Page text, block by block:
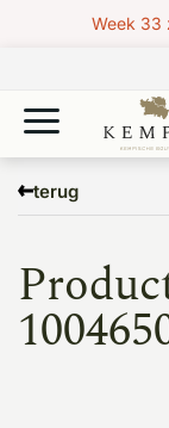
Week 33
terug
1004650